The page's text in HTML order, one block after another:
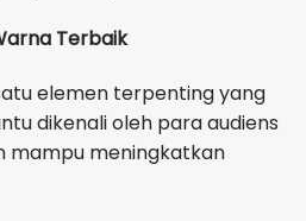
Terbaik
elemen terpenting yang
dikenali oleh para audiens
mampu meningkatkan